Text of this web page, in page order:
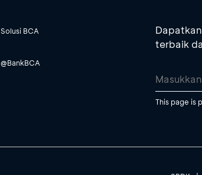
Solusi BCA
@BankBCA
terbaik
This page is